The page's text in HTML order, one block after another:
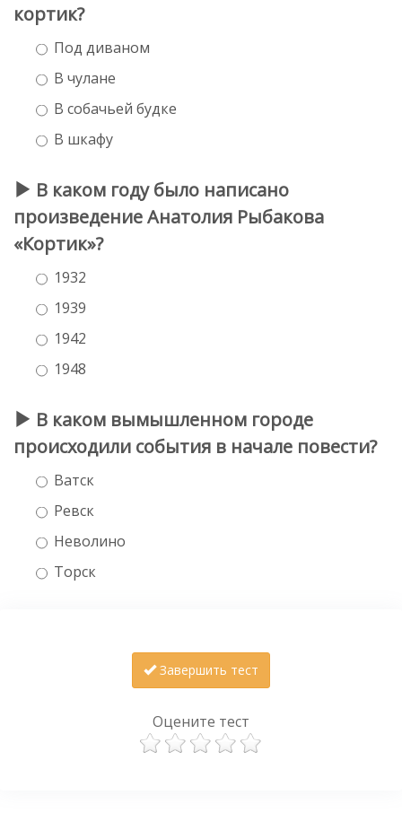
кортик?
Под диваном
В чулане
В собачьей будке
В шкафу
В каком году было написано
произведение Анатолия Рыбакова
«Кортик»?
1932
1939
1942
1948
В каком вымышленном городе
происходили события в начале повести?
Ватск
Ревск
Неволино
Торск
Завершить тест
Оцените тест